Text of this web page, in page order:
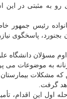
به مثبتی در این
رئیس جمهور
بجنورد، پاسخگوی
مسؤلان
به موضوعات می
که مشکلات
گرفت.
اول این اقدام،